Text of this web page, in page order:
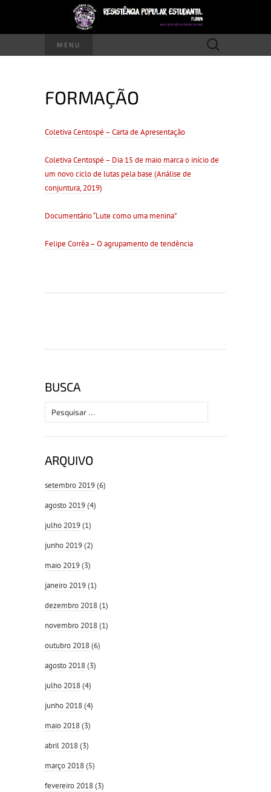
MENU
Pesquisar
por:
FORMAÇÃO
Coletiva Centospé – Carta de Apresentação
Coletiva Centospé – Dia 15 de maio marca o início de
um novo ciclo de lutas pela base (Análise de
conjuntura, 2019)
Documentário “Lute como uma menina”
Felipe Corrêa – O agrupamento de tendência
BUSCA
Pesquisar
por:
ARQUIVO
setembro 2019(6)
agosto 2019(4)
julho 2019(1)
junho 2019(2)
maio 2019(3)
janeiro 2019(1)
dezembro 2018(1)
novembro 2018(1)
outubro 2018(6)
agosto 2018(3)
julho 2018(4)
junho 2018(4)
maio 2018(3)
abril 2018(3)
março 2018(5)
fevereiro 2018(3)